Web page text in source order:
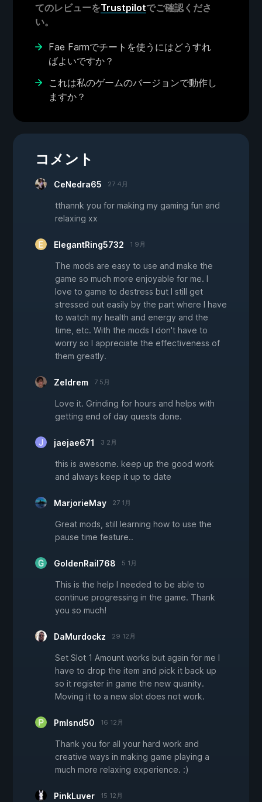
てのレビューをTrustpilotでご確認くださ
い。
Fae Farmでチートを使うにはどうすれ
ばよいですか？
これは私のゲームのバージョンで動作し
ますか？
コメント
CeNedra65 27 4月
tthannk you for making my gaming fun and
relaxing xx
ElegantRing5732 1 9月
The mods are easy to use and make the
game so much more enjoyable for me. I
love to game to destress but I still get
stressed out easily by the part where I have
to watch my health and energy and the
time, etc. With the mods I don't have to
worry so I appreciate the effectiveness of
them greatly.
Zeldrem 7 5月
Love it. Grinding for hours and helps with
getting end of day quests done.
jaejae671 3 2月
this is awesome. keep up the good work
and always keep it up to date
MarjorieMay 27 1月
Great mods, still learning how to use the
pause time feature..
GoldenRail768 5 1月
This is the help I needed to be able to
continue progressing in the game. Thank
you so much!
DaMurdockz 29 12月
Set Slot 1 Amount works but again for me I
have to drop the item and pick it back up
so it register in game the new quanity.
Moving it to a new slot does not work.
Pmlsnd50 16 12月
Thank you for all your hard work and
creative ways in making game playing a
much more relaxing experience. :)
PinkLuver 15 12月